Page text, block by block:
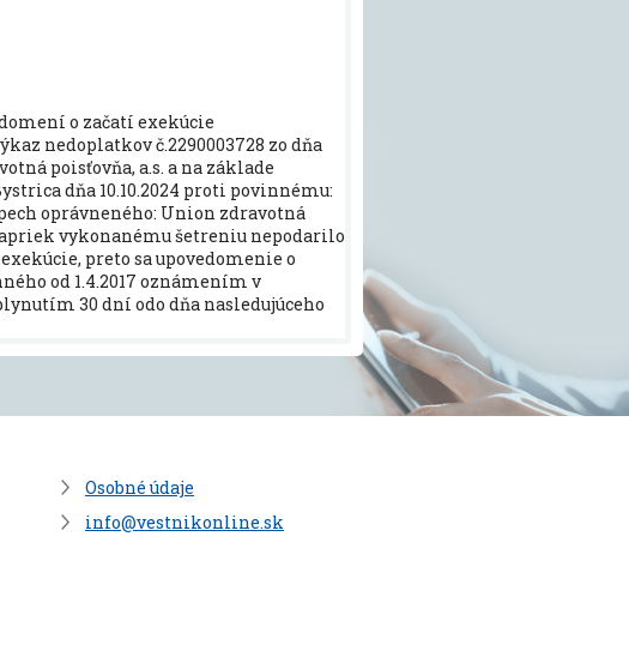
o začatí exekúcie
nedoplatkov č.2290003728 zo dňa
poisťovňa, a.s. a na základe
dňa 10.10.2024 proti povinnému:
oprávneného: Union zdravotná
napriek vykonanému šetreniu nepodarilo
preto sa upovedomenie o
od 1.4.2017 oznámením v
30 dní odo dňa nasledujúceho
Osobné údaje
info@vestnikonline.sk